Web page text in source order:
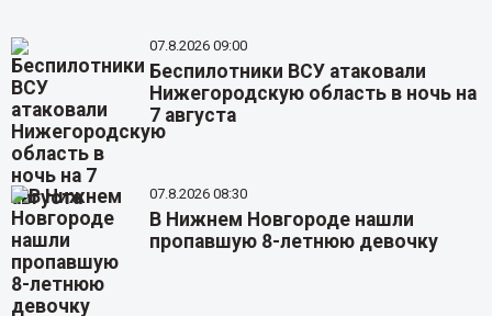
07.8.2026 09:00
Беспилотники ВСУ атаковали
Нижегородскую область в ночь на
7 августа
07.8.2026 08:30
В Нижнем Новгороде нашли
пропавшую 8-летнюю девочку